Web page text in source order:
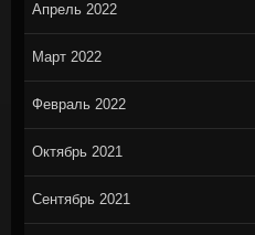
Апрель 2022
Март 2022
Февраль 2022
Октябрь 2021
Сентябрь 2021